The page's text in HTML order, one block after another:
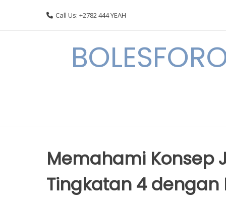
Call Us: +2782 444 YEAH
Memahami Konsep
Tingkatan 4 dengan